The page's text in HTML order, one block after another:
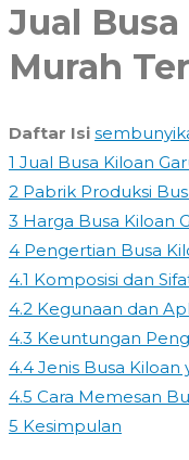
Jual
Murah
Daftar Isi
1 Jual Busa Kiloan
2 Pabrik Produksi
3 Harga Busa Kiloan
4 Pengertian Busa
4.1 Komposisi dan
4.2 Kegunaan dan
4.3 Keuntungan
4.4 Jenis Busa Kiloan
4.5 Cara Memesan
5 Kesimpulan